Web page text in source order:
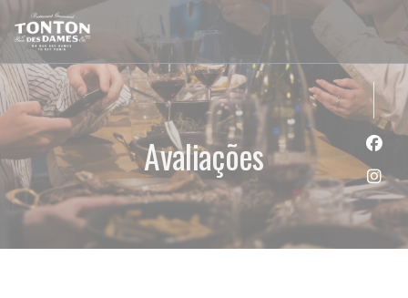
Painel de Gerenciamento de Cookies
Avaliações